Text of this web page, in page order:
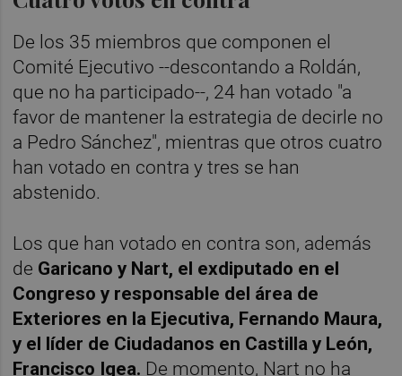
De los 35 miembros que componen el
Comité Ejecutivo --descontando a Roldán,
que no ha participado--, 24 han votado "a
favor de mantener la estrategia de decirle no
a Pedro Sánchez", mientras que otros cuatro
han votado en contra y tres se han
abstenido.
Los que han votado en contra son, además
de Garicano y Nart, el exdiputado en el
Congreso y responsable del área de
Exteriores en la Ejecutiva, Fernando Maura,
y el líder de Ciudadanos en Castilla y León,
Francisco Igea. De momento, Nart no ha